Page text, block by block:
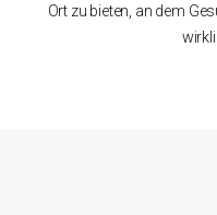
Ort zu bieten, an dem